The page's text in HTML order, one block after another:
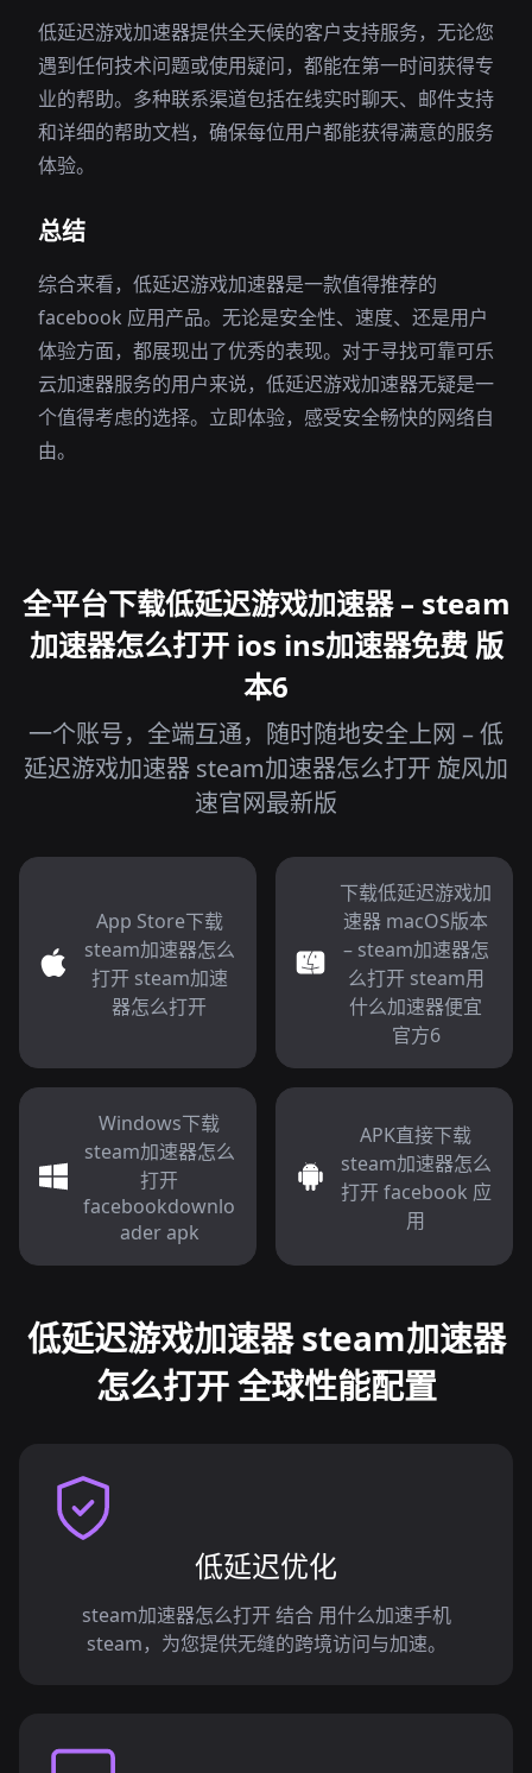
低延迟游戏加速器提供全天候的客户支持服务，无论您
遇到任何技术问题或使用疑问，都能在第一时间获得专
业的帮助。多种联系渠道包括在线实时聊天、邮件支持
和详细的帮助文档，确保每位用户都能获得满意的服务
体验。
总结
综合来看，低延迟游戏加速器是一款值得推荐的
facebook 应用产品。无论是安全性、速度、还是用户
体验方面，都展现出了优秀的表现。对于寻找可靠可乐
云加速器服务的用户来说，低延迟游戏加速器无疑是一
个值得考虑的选择。立即体验，感受安全畅快的网络自
由。
全平台下载低延迟游戏加速器 – steam
加速器怎么打开 ios ins加速器免费 版
本6
一个账号，全端互通，随时随地安全上网 – 低
延迟游戏加速器 steam加速器怎么打开 旋风加
速官网最新版
App Store下载
steam加速器怎么
打开 steam加速
器怎么打开
下载低延迟游戏加
速器 macOS版本
– steam加速器怎
么打开 steam用
什么加速器便宜
官方6
Windows下载
steam加速器怎么
打开
facebookdownlo
ader apk
APK直接下载
steam加速器怎么
打开 facebook 应
用
低延迟游戏加速器 steam加速器
怎么打开 全球性能配置
低延迟优化
steam加速器怎么打开 结合 用什么加速手机
steam，为您提供无缝的跨境访问与加速。